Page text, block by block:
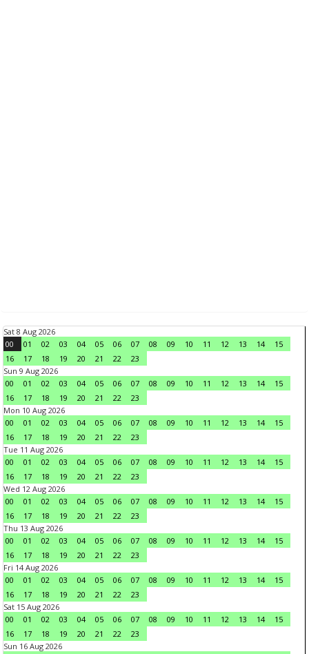
Sat 8 Aug 2026
00
01 02 03 04 05 06 07 08 09 10 11 12 13 14
15
16
17 18 19 20 21 22
23
Sun 9 Aug 2026
00
01 02 03 04 05 06 07 08 09 10 11 12 13 14
15
16
17 18 19 20 21 22
23
Mon 10 Aug 2026
00
01 02 03 04 05 06 07 08 09 10 11 12 13 14
15
16
17 18 19 20 21 22
23
Tue 11 Aug 2026
00
01 02 03 04 05 06 07 08 09 10 11 12 13 14
15
16
17 18 19 20 21 22
23
Wed 12 Aug 2026
00
01 02 03 04 05 06 07 08 09 10 11 12 13 14
15
16
17 18 19 20 21 22
23
Thu 13 Aug 2026
00
01 02 03 04 05 06 07 08 09 10 11 12 13 14
15
16
17 18 19 20 21 22
23
Fri 14 Aug 2026
00
01 02 03 04 05 06 07 08 09 10 11 12 13 14
15
16
17 18 19 20 21 22
23
Sat 15 Aug 2026
00
01 02 03 04 05 06 07 08 09 10 11 12 13 14
15
16
17 18 19 20 21 22
23
Sun 16 Aug 2026